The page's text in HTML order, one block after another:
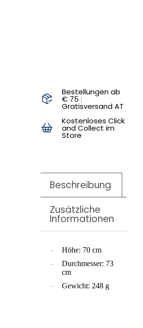
Bestellungen ab
€ 75 :
Gratisversand AT
Kostenloses Click
and Collect im
Store
Beschreibung
Zusätzliche
Informationen
Höhe: 70 cm
Durchmesser: 73
cm
Gewicht: 248 g